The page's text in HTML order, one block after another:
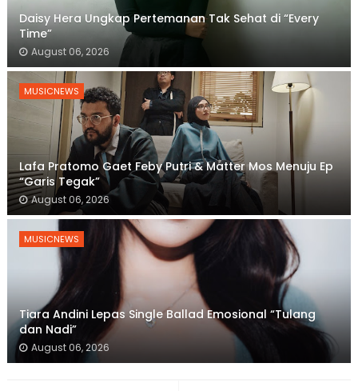
Daisy Hera Ungkap Pertemanan Tak Sehat di “Every
Time”
August 06, 2026
MUSICNEWS
Lafa Pratomo Gaet Feby Putri & Matter Mos Menuju Ep
“Garis Tegak”
August 06, 2026
MUSICNEWS
Tiara Andini Lepas Single Ballad Emosional “Tulang
dan Nadi”
August 06, 2026